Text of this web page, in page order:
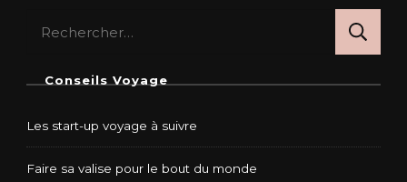
Conseils Voyage
Les start-up voyage à suivre
Faire sa valise pour le bout du monde